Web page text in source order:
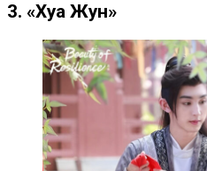
3. «Хуа Жун»